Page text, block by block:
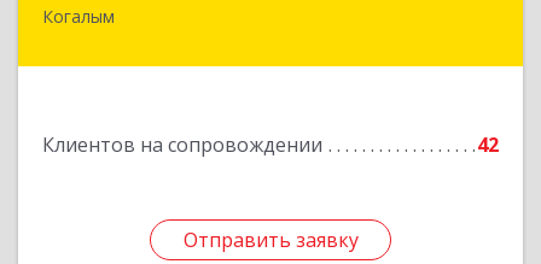
Когалым
Клиентов на сопровождении 42
Отправить заявку
628484, Ханты-Мансийский Автономный округ
Отправить заявку